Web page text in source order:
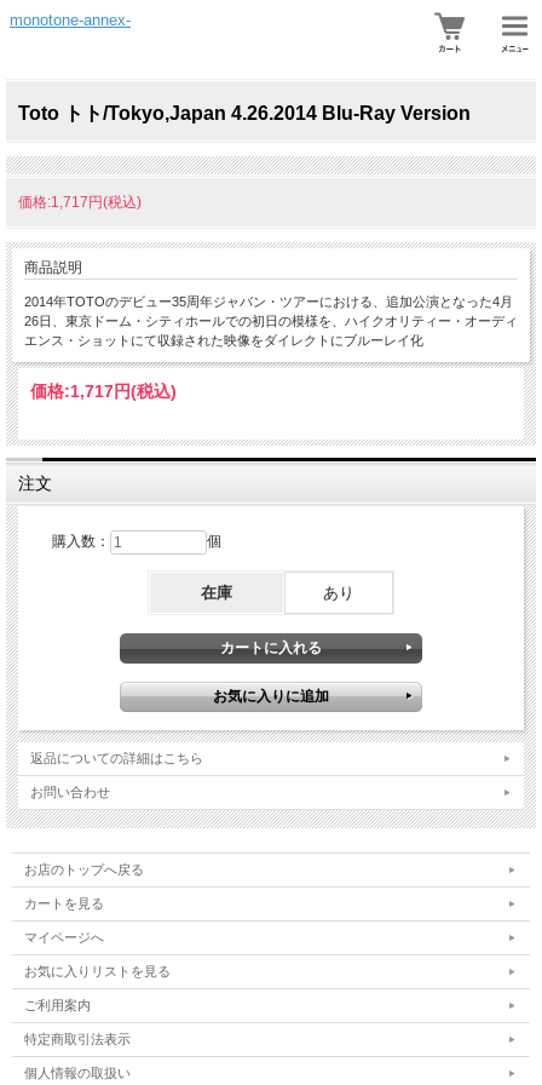
monotone-annex-
Toto トト/Tokyo,Japan 4.26.2014 Blu-Ray Version
価格:1,717円(税込)
商品説明
2014年TOTOのデビュー35周年ジャバン・ツアーにおける、追加公演となった4月
26日、東京ドーム・シティホールでの初日の模様を、ハイクオリティー・オーディ
エンス・ショットにて収録された映像をダイレクトにブルーレイ化
価格:1,717円(税込)
注文
購入数： 個
在庫 あり
返品についての詳細はこちら
お問い合わせ
お店のトップへ戻る
カートを見る
マイページへ
お気に入りリストを見る
ご利用案内
特定商取引法表示
個人情報の取扱い